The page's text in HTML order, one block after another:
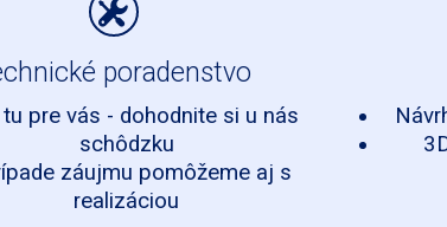
poradenstvo
tu pre vás - dohodnite si u nás
schôdzku
záujmu pomôžeme aj s
realizáciou